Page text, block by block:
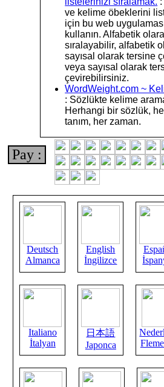
ve kelime öbeklerini
için bu web
kullanın. Alfabetik
sıralayabilir, alfabetik
sayısal olarak tersine
veya sayısal olarak
çevirebilirsiniz.
WordWeight.com ~
: Sözlükte kelime
Herhangi bir sözlük,
tanım, her zaman.
Pay :
Deutsch
Almanca
English
İngilizce
Italiano
İtalyan
日本語
Japonca